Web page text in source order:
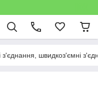
з'єднання, швидкоз'ємні